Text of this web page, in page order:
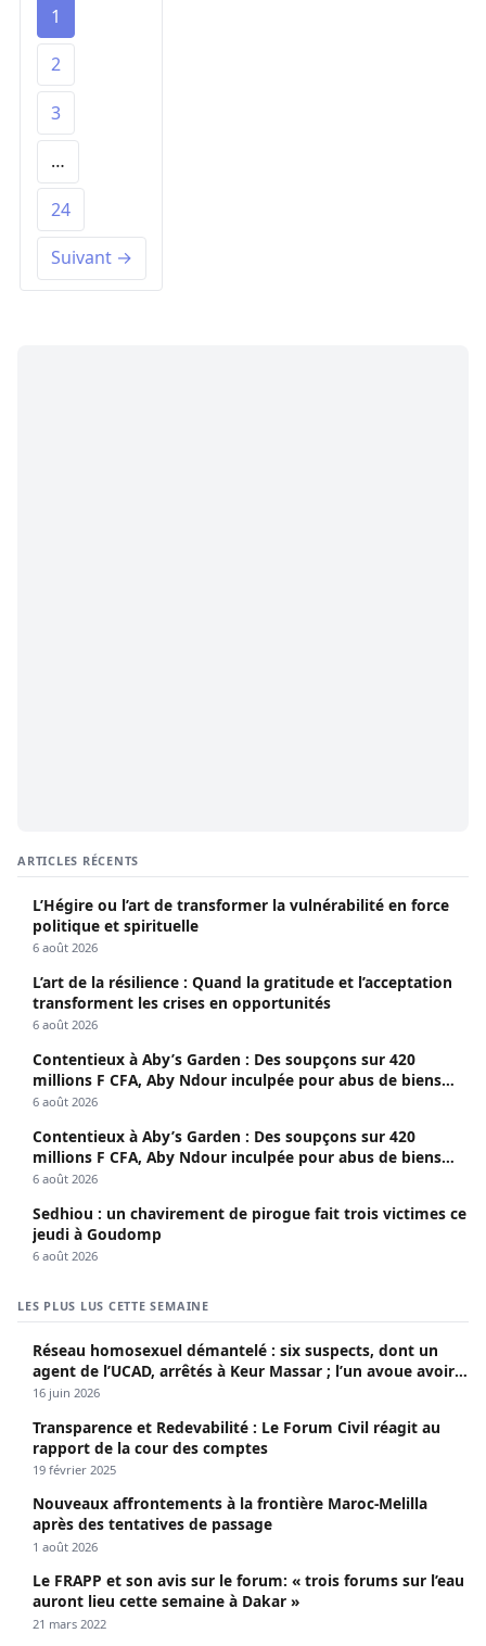
1
2
3
…
24
Suivant →
ARTICLES RÉCENTS
L’Hégire ou l’art de transformer la vulnérabilité en force
politique et spirituelle
6 août 2026
L’art de la résilience : Quand la gratitude et l’acceptation
transforment les crises en opportunités
6 août 2026
Contentieux à Aby’s Garden : Des soupçons sur 420
millions F CFA, Aby Ndour inculpée pour abus de biens
sociaux
6 août 2026
Contentieux à Aby’s Garden : Des soupçons sur 420
millions F CFA, Aby Ndour inculpée pour abus de biens
sociaux
6 août 2026
Sedhiou : un chavirement de pirogue fait trois victimes ce
jeudi à Goudomp
6 août 2026
LES PLUS LUS CETTE SEMAINE
Réseau homosexuel démantelé : six suspects, dont un
agent de l’UCAD, arrêtés à Keur Massar ; l’un avoue avoir
propagé le VIH depuis 2018
16 juin 2026
Transparence et Redevabilité : Le Forum Civil réagit au
rapport de la cour des comptes
19 février 2025
Nouveaux affrontements à la frontière Maroc-Melilla
après des tentatives de passage
1 août 2026
Le FRAPP et son avis sur le forum: « trois forums sur l’eau
auront lieu cette semaine à Dakar »
21 mars 2022